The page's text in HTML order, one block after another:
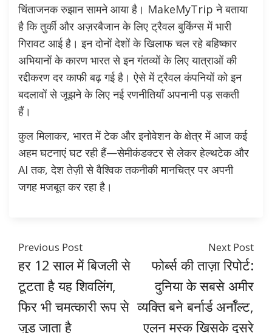
चिंताजनक रुझान सामने आया है। MakeMyTrip ने बताया
है कि तुर्की और अज़रबैजान के लिए ट्रैवल बुकिंग्स में भारी
गिरावट आई है। इन दोनों देशों के खिलाफ चल रहे बहिष्कार
अभियानों के कारण भारत से इन गंतव्यों के लिए यात्राओं की
रद्दीकरण दर काफी बढ़ गई है। ऐसे में ट्रैवल कंपनियों को इन
बदलावों से जूझने के लिए नई रणनीतियाँ अपनानी पड़ सकती
हैं।
कुल मिलाकर, भारत में टेक और इनोवेशन के क्षेत्र में आज कई
अहम घटनाएं घट रही हैं—सेमीकंडक्टर से लेकर हेल्थटेक और
AI तक, देश तेज़ी से वैश्विक तकनीकी मानचित्र पर अपनी
जगह मजबूत कर रहा है।
Previous Post
हर 12 साल में बिजली से
टूटता है यह शिवलिंग,
फिर भी चमत्कारी रूप से
जुड़ जाता है
Next Post
फोर्ब्स की ताज़ा रिपोर्ट:
दुनिया के सबसे अमीर
व्यक्ति बने बर्नार्ड अर्नॉल्ट,
एलन मस्क खिसके दूसरे